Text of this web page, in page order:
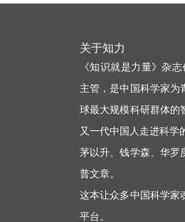
关于知力
《知识就是力量》杂
主管，是中国科学家为
球最大规模科研群体的
又一代中国人走进科学
茅以升、钱学森、华罗
普文章。
这本让众多中国科学家
平台。